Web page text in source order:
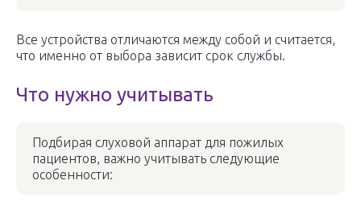
Все устройства отличаются между собой и считается,
что именно от выбора зависит срок службы.
Что нужно учитывать
Подбирая слуховой аппарат для пожилых
пациентов, важно учитывать следующие
особенности: